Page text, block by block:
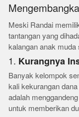
Meski Randai
tantangan yang
kalangan anak muda
1. Kurangnya
Banyak kelompok
kali kekurangan
adalah
untuk memberikan